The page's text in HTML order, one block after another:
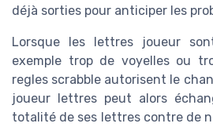
déjà sorties pour anticiper les
Lorsque les lettres joueur
exemple trop de voyelles ou
regles scrabble autorisent le
joueur lettres peut alors
totalité de ses lettres contre de